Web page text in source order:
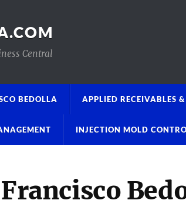
Central
BEDOLLA APPLIED RECEIVABLES
INJECTION MOLD